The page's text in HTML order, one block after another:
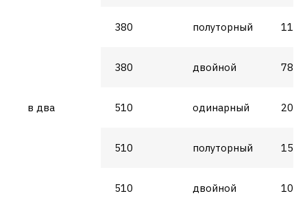
380 полуторный 117
380 двойной 78
в два 510 одинарный 204
510 полуторный 156
510 двойной 104